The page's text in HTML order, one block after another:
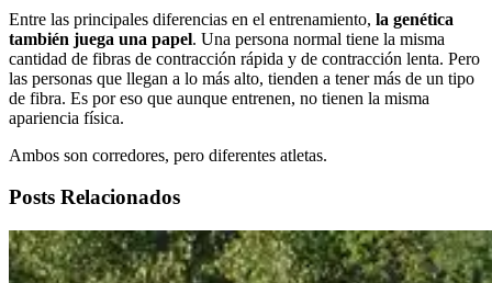
Entre las principales diferencias en el entrenamiento, la genética
también juega una papel. Una persona normal tiene la misma
cantidad de fibras de contracción rápida y de contracción lenta. Pero
las personas que llegan a lo más alto, tienden a tener más de un tipo
de fibra. Es por eso que aunque entrenen, no tienen la misma
apariencia física.
Ambos son corredores, pero diferentes atletas.
Posts Relacionados